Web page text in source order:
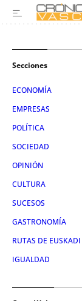
Secciones
ECONOMÍA
EMPRESAS
POLÍTICA
SOCIEDAD
OPINIÓN
CULTURA
SUCESOS
GASTRONOMÍA
RUTAS DE EUSKADI
IGUALDAD